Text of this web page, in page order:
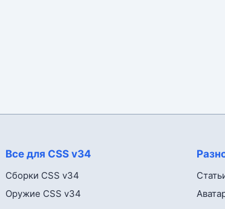
Все для CSS v34
Сборки CSS v34
Оружие CSS v34